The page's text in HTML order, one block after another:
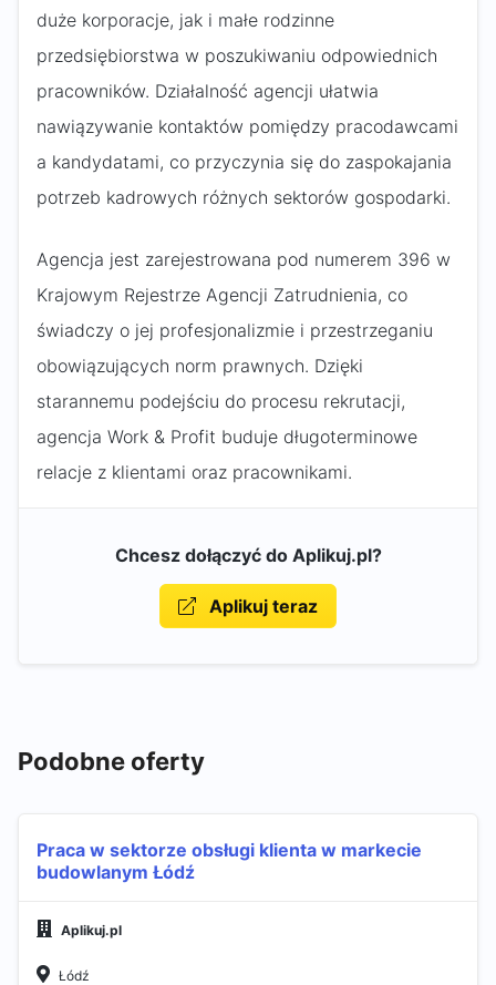
duże korporacje, jak i małe rodzinne
przedsiębiorstwa w poszukiwaniu odpowiednich
pracowników. Działalność agencji ułatwia
nawiązywanie kontaktów pomiędzy pracodawcami
a kandydatami, co przyczynia się do zaspokajania
potrzeb kadrowych różnych sektorów gospodarki.
Agencja jest zarejestrowana pod numerem 396 w
Krajowym Rejestrze Agencji Zatrudnienia, co
świadczy o jej profesjonalizmie i przestrzeganiu
obowiązujących norm prawnych. Dzięki
starannemu podejściu do procesu rekrutacji,
agencja Work & Profit buduje długoterminowe
relacje z klientami oraz pracownikami.
Chcesz dołączyć do Aplikuj.pl?
Aplikuj teraz
Podobne oferty
Praca w sektorze obsługi klienta w markecie
budowlanym Łódź
Aplikuj.pl
Łódź